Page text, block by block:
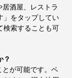
酒屋、レストラ
」をタップしてい
検索することも可
？
とが可能です。ペ